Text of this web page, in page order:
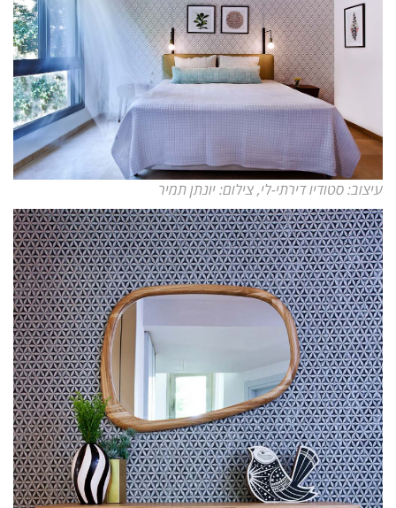
עיצוב: סטודיו דירתי-לי, צילום: יונתן תמיר